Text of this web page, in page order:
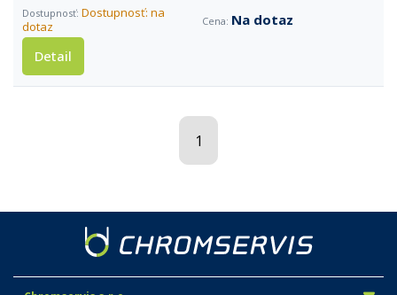
Dostupnosť: na
dotaz
Na dotaz
Detail
1